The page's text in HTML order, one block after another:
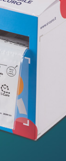
lista dei desideri
Accedi
idrolizzato
Nutritivi di